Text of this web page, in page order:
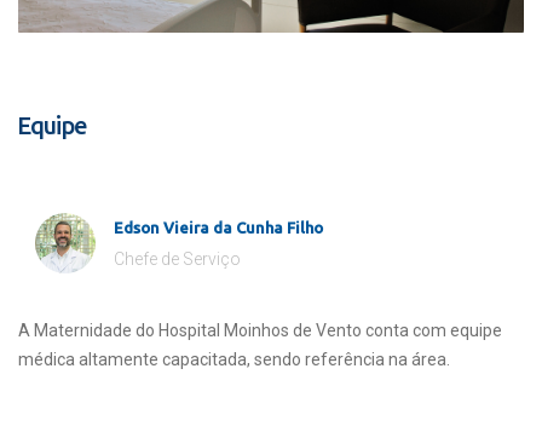
Equipe
Edson Vieira da Cunha Filho
Chefe de Serviço
A Maternidade do Hospital Moinhos de Vento conta com equipe
médica altamente capacitada, sendo referência na área.